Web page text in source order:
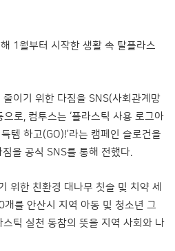
1월부터 시작한 생활 속 탈플라스
이기 위한 다짐을 SNS(사회관계망
로, 컴투스는 ‘플라스틱 사용 로그아
템 하고(GO)!’라는 캠페인 슬로건을
을 공식 SNS를 통해 전했다.
위한 친환경 대나무 칫솔 및 치약 세
를 안산시 지역 아동 및 청소년 그
틱 실천 동참의 뜻을 지역 사회와 나